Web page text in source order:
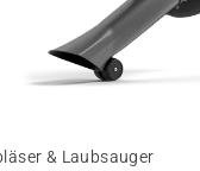
& Laubsauger